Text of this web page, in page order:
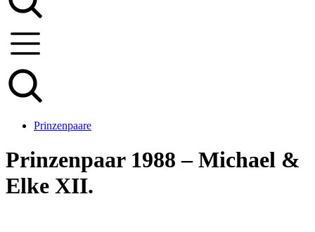
Prinzenpaare
Prinzenpaar 1988 – Michael &
Elke XII.